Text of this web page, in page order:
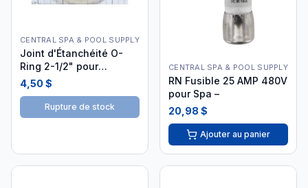
CENTRAL SPA & POOL SUPPLY
Joint d'Étanchéité O-
Ring 2-1/2" pour
Chauffe-Eau
4,50 $
Rupture de stock
CENTRAL SPA & POOL SUPPLY
RN Fusible 25 AMP 480V
pour Spa –
20,98 $
Ajouter au panier